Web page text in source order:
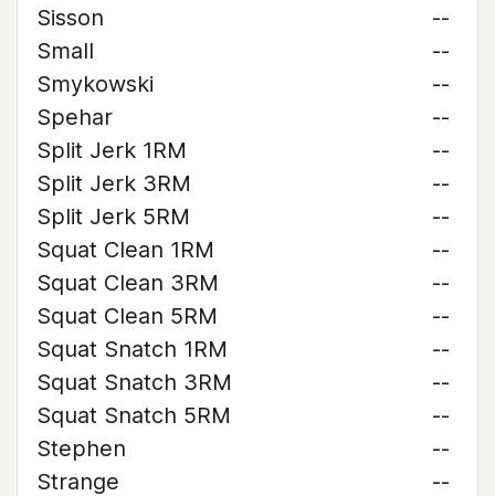
Sisson
--
Small
--
Smykowski
--
Spehar
--
Split Jerk 1RM
--
Split Jerk 3RM
--
Split Jerk 5RM
--
Squat Clean 1RM
--
Squat Clean 3RM
--
Squat Clean 5RM
--
Squat Snatch 1RM
--
Squat Snatch 3RM
--
Squat Snatch 5RM
--
Stephen
--
Strange
--